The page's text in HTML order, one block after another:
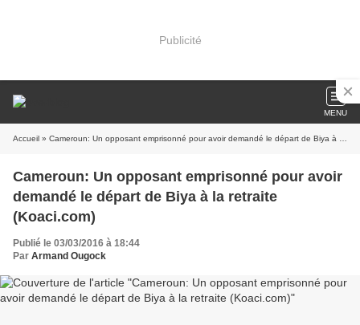
Publicité
MENU
Accueil » Cameroun: Un opposant emprisonné pour avoir demandé le départ de Biya à la retraite (Koaci.com)
Cameroun: Un opposant emprisonné pour avoir
demandé le départ de Biya à la retraite
(Koaci.com)
Publié le 03/03/2016 à 18:44
Par Armand Ougock